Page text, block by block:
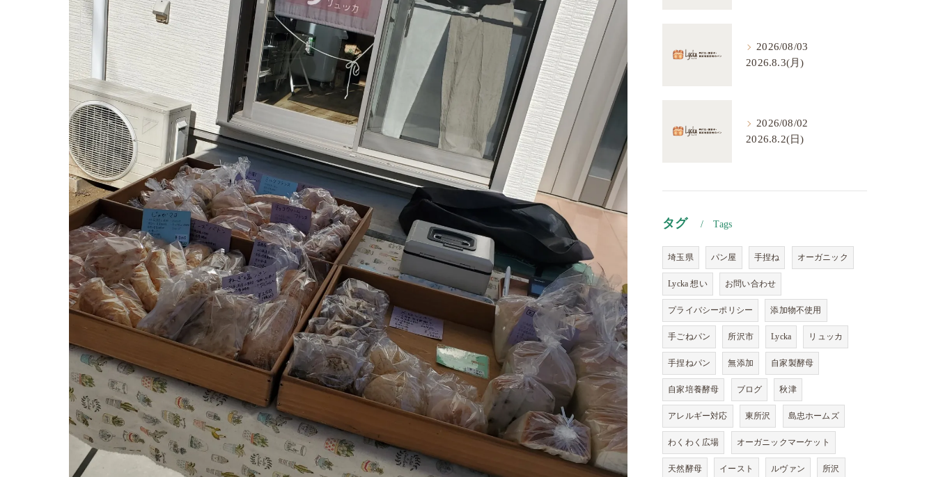
2026/08/03
2026.8.3(月)
2026/08/02
2026.8.2(日)
タグ Tags
埼玉県 パン屋 手捏ね オーガニック
Lycka 想い お問い合わせ
プライバシーポリシー 添加物不使用
手ごねパン 所沢市 Lycka リュッカ
手捏ねパン 無添加 自家製酵母
自家培養酵母 ブログ 秋津
アレルギー対応 東所沢 島忠ホームズ
わくわく広場 オーガニックマーケット
天然酵母 イースト ルヴァン 所沢